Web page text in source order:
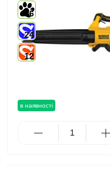
в наявності
6
24
12